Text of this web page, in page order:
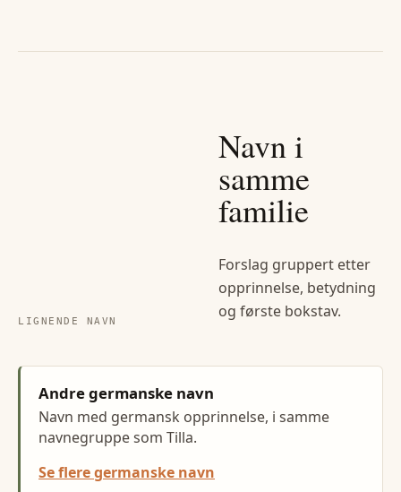
LIGNENDE NAVN
Navn i
samme
familie
Forslag gruppert etter
opprinnelse, betydning
og første bokstav.
Andre germanske navn
Navn med germansk opprinnelse, i samme
navnegruppe som Tilla.
Se flere germanske navn